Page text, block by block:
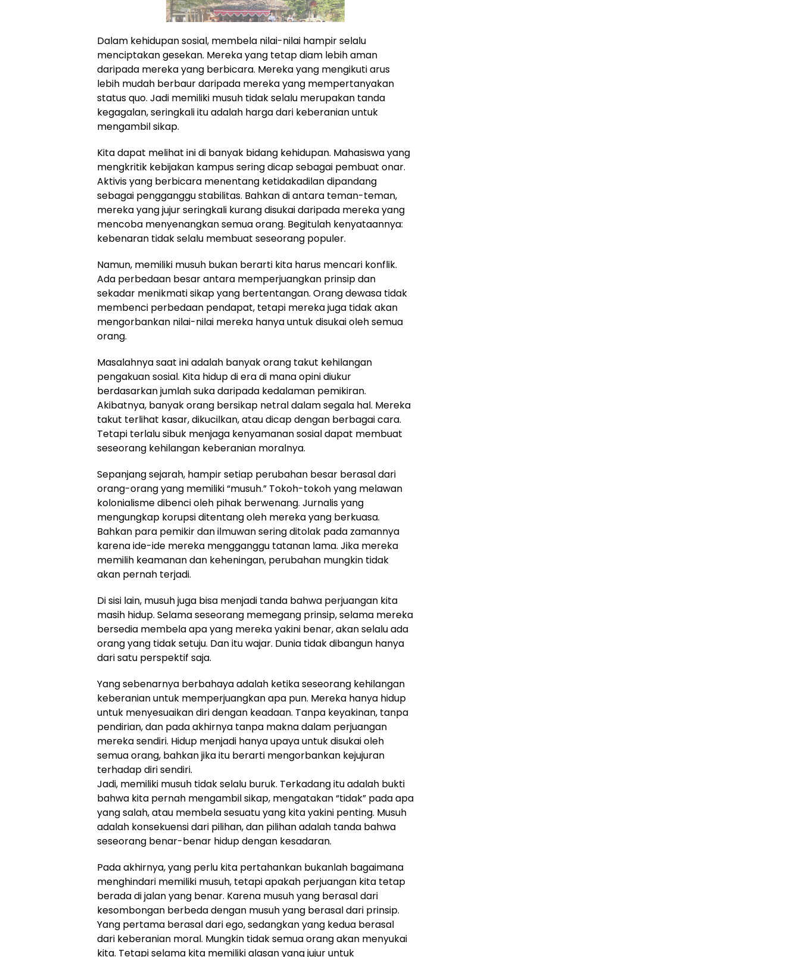
Dalam kehidupan sosial, membela nilai-nilai hampir selalu
menciptakan gesekan. Mereka yang tetap diam lebih aman
daripada mereka yang berbicara. Mereka yang mengikuti arus
lebih mudah berbaur daripada mereka yang mempertanyakan
status quo. Jadi memiliki musuh tidak selalu merupakan tanda
kegagalan, seringkali itu adalah harga dari keberanian untuk
mengambil sikap.
Kita dapat melihat ini di banyak bidang kehidupan. Mahasiswa yang
mengkritik kebijakan kampus sering dicap sebagai pembuat onar.
Aktivis yang berbicara menentang ketidakadilan dipandang
sebagai pengganggu stabilitas. Bahkan di antara teman-teman,
mereka yang jujur ​​seringkali kurang disukai daripada mereka yang
mencoba menyenangkan semua orang. Begitulah kenyataannya:
kebenaran tidak selalu membuat seseorang populer.
Namun, memiliki musuh bukan berarti kita harus mencari konflik.
Ada perbedaan besar antara memperjuangkan prinsip dan
sekadar menikmati sikap yang bertentangan. Orang dewasa tidak
membenci perbedaan pendapat, tetapi mereka juga tidak akan
mengorbankan nilai-nilai mereka hanya untuk disukai oleh semua
orang.
Masalahnya saat ini adalah banyak orang takut kehilangan
pengakuan sosial. Kita hidup di era di mana opini diukur
berdasarkan jumlah suka daripada kedalaman pemikiran.
Akibatnya, banyak orang bersikap netral dalam segala hal. Mereka
takut terlihat kasar, dikucilkan, atau dicap dengan berbagai cara.
Tetapi terlalu sibuk menjaga kenyamanan sosial dapat membuat
seseorang kehilangan keberanian moralnya.
Sepanjang sejarah, hampir setiap perubahan besar berasal dari
orang-orang yang memiliki “musuh.” Tokoh-tokoh yang melawan
kolonialisme dibenci oleh pihak berwenang. Jurnalis yang
mengungkap korupsi ditentang oleh mereka yang berkuasa.
Bahkan para pemikir dan ilmuwan sering ditolak pada zamannya
karena ide-ide mereka mengganggu tatanan lama. Jika mereka
memilih keamanan dan keheningan, perubahan mungkin tidak
akan pernah terjadi.
Di sisi lain, musuh juga bisa menjadi tanda bahwa perjuangan kita
masih hidup. Selama seseorang memegang prinsip, selama mereka
bersedia membela apa yang mereka yakini benar, akan selalu ada
orang yang tidak setuju. Dan itu wajar. Dunia tidak dibangun hanya
dari satu perspektif saja.
Yang sebenarnya berbahaya adalah ketika seseorang kehilangan
keberanian untuk memperjuangkan apa pun. Mereka hanya hidup
untuk menyesuaikan diri dengan keadaan. Tanpa keyakinan, tanpa
pendirian, dan pada akhirnya tanpa makna dalam perjuangan
mereka sendiri. Hidup menjadi hanya upaya untuk disukai oleh
semua orang, bahkan jika itu berarti mengorbankan kejujuran
terhadap diri sendiri.
Jadi, memiliki musuh tidak selalu buruk. Terkadang itu adalah bukti
bahwa kita pernah mengambil sikap, mengatakan “tidak” pada apa
yang salah, atau membela sesuatu yang kita yakini penting. Musuh
adalah konsekuensi dari pilihan, dan pilihan adalah tanda bahwa
seseorang benar-benar hidup dengan kesadaran.
Pada akhirnya, yang perlu kita pertahankan bukanlah bagaimana
menghindari memiliki musuh, tetapi apakah perjuangan kita tetap
berada di jalan yang benar. Karena musuh yang berasal dari
kesombongan berbeda dengan musuh yang berasal dari prinsip.
Yang pertama berasal dari ego, sedangkan yang kedua berasal
dari keberanian moral. Mungkin tidak semua orang akan menyukai
kita. Tetapi selama kita memiliki alasan yang jujur ​​untuk